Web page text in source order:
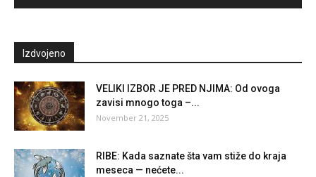
Izdvojeno
VELIKI IZBOR JE PRED NJIMA: Od ovoga
zavisi mnogo toga –...
November 21, 2025
RIBE: Kada saznate šta vam stiže do kraja
meseca — nećete...